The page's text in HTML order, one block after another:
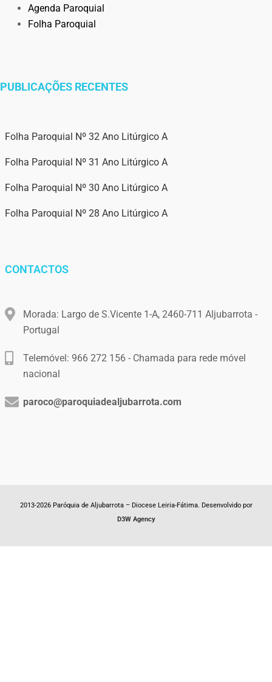
Agenda Paroquial
Folha Paroquial
PUBLICAÇÕES RECENTES
Folha Paroquial Nº 32 Ano Litúrgico A
Folha Paroquial Nº 31 Ano Litúrgico A
Folha Paroquial Nº 30 Ano Litúrgico A
Folha Paroquial Nº 28 Ano Litúrgico A
CONTACTOS
Morada: Largo de S.Vicente 1-A, 2460-711 Aljubarrota -
Portugal
Telemóvel: 966 272 156 - Chamada para rede móvel
nacional
paroco@paroquiadealjubarrota.com
2013-2026 Paróquia de Aljubarrota – Diocese Leiria-Fátima. Desenvolvido por
D3W Agency